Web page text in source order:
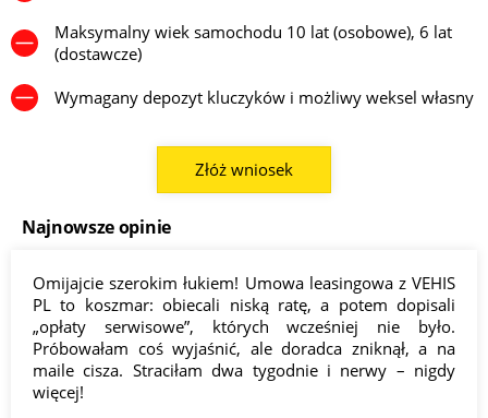
Maksymalny wiek samochodu 10 lat (osobowe), 6 lat
(dostawcze)
Wymagany depozyt kluczyków i możliwy weksel własny
Złóż wniosek
Najnowsze opinie
Omijajcie szerokim łukiem! Umowa leasingowa z VEHIS
PL to koszmar: obiecali niską ratę, a potem dopisali
„opłaty serwisowe”, których wcześniej nie było.
Próbowałam coś wyjaśnić, ale doradca zniknął, a na
maile cisza. Straciłam dwa tygodnie i nerwy – nigdy
więcej!